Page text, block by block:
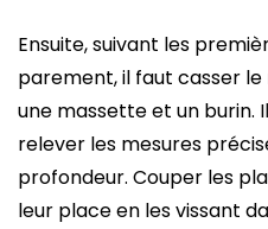
Ensuite, suivant les
parement, il faut casser
une massette et un burin.
relever les mesures
profondeur. Couper les
leur place en les vissant